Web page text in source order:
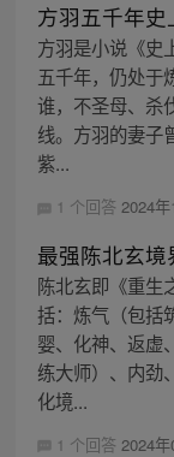
方羽五千年
方羽是小说《史
五千年，仍处于
谁，不圣母、杀
线。方羽的妻子
紫...
1 个回答 2024
最强陈北玄境
陈北玄即《重生
括：炼气（包括
婴、化神、返虚
练大师）、内劲
化境...
1 个回答 2024